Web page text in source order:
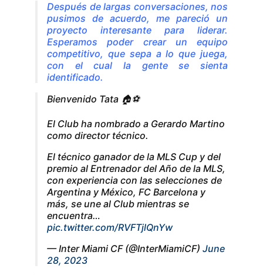
Después de largas conversaciones, nos
pusimos de acuerdo, me pareció un
proyecto interesante para liderar.
Esperamos poder crear un equipo
competitivo, que sepa a lo que juega,
con el cual la gente se sienta
identificado.
Bienvenido Tata 🏠⚽
El Club ha nombrado a Gerardo Martino
como director técnico.
El técnico ganador de la MLS Cup y del
premio al Entrenador del Año de la MLS,
con experiencia con las selecciones de
Argentina y México, FC Barcelona y
más, se une al Club mientras se
encuentra…
pic.twitter.com/RVFTjlQnYw
— Inter Miami CF (@InterMiamiCF) June
28, 2023